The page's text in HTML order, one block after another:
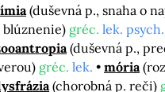
(duševná p., snaha o
blúznenie) gréc. lek. psych.
(duševná p.,
gréc. lek. mória
(chorobná p. reči)